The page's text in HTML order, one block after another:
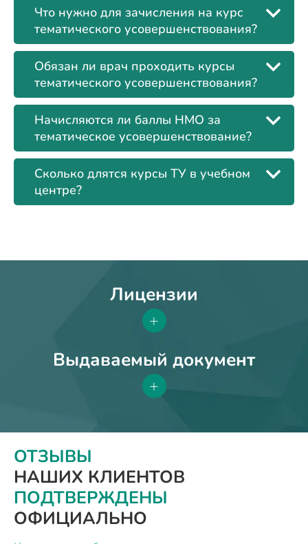
Что нужно для зачисления на курс
тематического усовершенствования?
Обязан ли врач проходить курсы
тематического усовершенствования?
Начисляются ли баллы НМО за
тематическое усовершенствование?
Сколько длятся курсы ТУ в учебном
центре?
Лицензии
+
Выдаваемый документ
+
ОТЗЫВЫ
НАШИХ КЛИЕНТОВ
ПОДТВЕРЖДЕНЫ
ОФИЦИАЛЬНО